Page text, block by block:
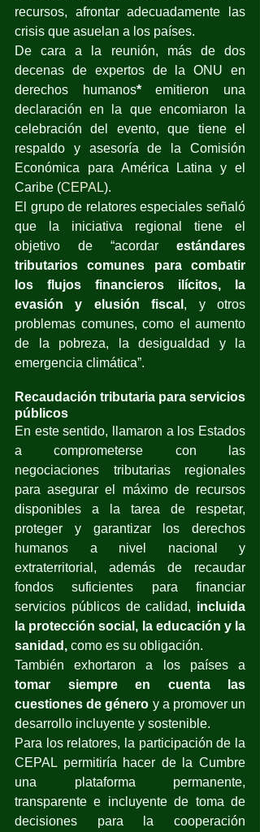
recursos, afrontar adecuadamente las
crisis que asuelan a los países.
De cara a la reunión, más de dos
decenas de expertos de la ONU en
derechos humanos* emitieron una
declaración en la que encomiaron la
celebración del evento, que tiene el
respaldo y asesoría de la Comisión
Económica para América Latina y el
Caribe (CEPAL).
El grupo de relatores especiales señaló
que la iniciativa regional tiene el
objetivo de “acordar estándares
tributarios comunes para combatir
los flujos financieros ilícitos, la
evasión y elusión fiscal , y otros
problemas comunes, como el aumento
de la pobreza, la desigualdad y la
emergencia climática”.
Recaudación tributaria para servicios
públicos
En este sentido, llamaron a los Estados
a comprometerse con las
negociaciones tributarias regionales
para asegurar el máximo de recursos
disponibles a la tarea de respetar,
proteger y garantizar los derechos
humanos a nivel nacional y
extraterritorial, además de recaudar
fondos suficientes para financiar
servicios públicos de calidad, incluida
la protección social, la educación y la
sanidad, como es su obligación.
tomar siempre en cuenta las
cuestiones de género y a promover un
desarrollo incluyente y sostenible.
Para los relatores, la participación de la
CEPAL permitiría hacer de la Cumbre
una plataforma permanente,
transparente e incluyente de toma de
decisiones para la cooperación